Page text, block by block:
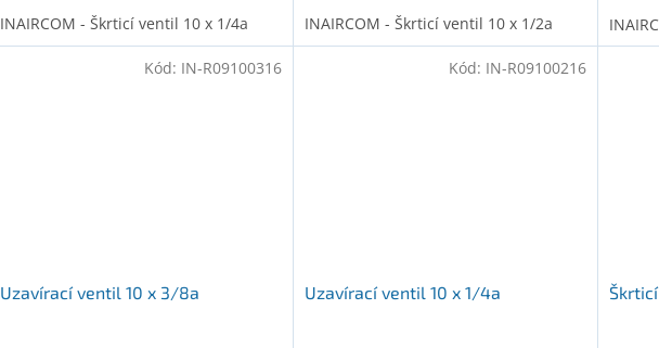
INAIRCOM - Škrticí ventil 10 x 1/4a INAIRCOM - Škrticí ventil 10 x 1/2a
Uzavírací ventil 10 x 3/8a
Kód: IN-R09100316
Uzavírací ventil 10 x 1/4a
Kód: IN-R09100216